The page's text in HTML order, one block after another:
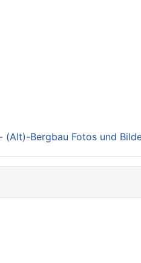
Bergbau Fotos und